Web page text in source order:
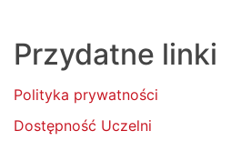
Przydatne linki
Polityka prywatności
Dostępność Uczelni